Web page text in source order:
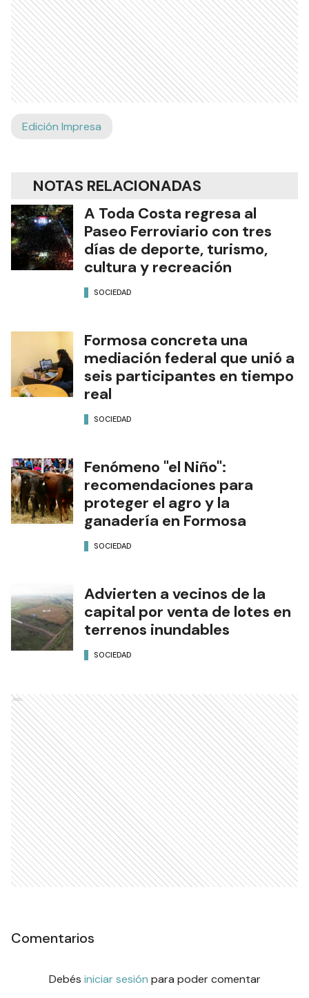
Edición Impresa
NOTAS RELACIONADAS
A Toda Costa regresa al
Paseo Ferroviario con tres
días de deporte, turismo,
cultura y recreación
SOCIEDAD
Formosa concreta una
mediación federal que unió a
seis participantes en tiempo
real
SOCIEDAD
Fenómeno "el Niño":
recomendaciones para
proteger el agro y la
ganadería en Formosa
SOCIEDAD
Advierten a vecinos de la
capital por venta de lotes en
terrenos inundables
SOCIEDAD
Ads
Comentarios
Debés iniciar sesión para poder comentar